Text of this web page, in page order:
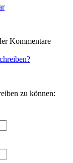
Kommentare
zu können: